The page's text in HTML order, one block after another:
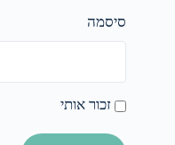
סיסמה
זכור אותי